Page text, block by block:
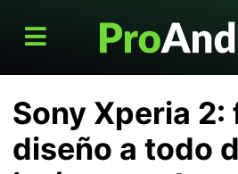
Sony Xperia
diseño a todo